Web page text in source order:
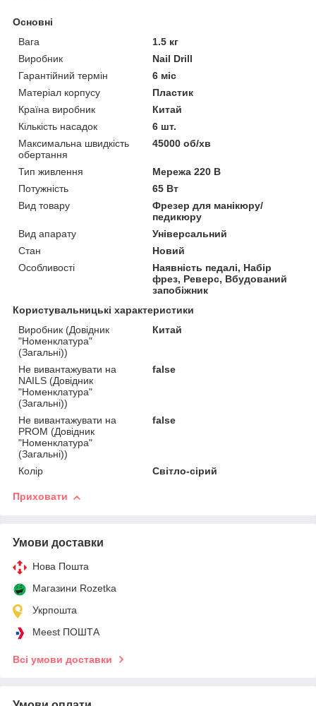
Основні
Вага
1.5 кг
Виробник
Nail Drill
Гарантійний термін
6 міс
Матеріал корпусу
Пластик
Країна виробник
Китай
Кількість насадок
6 шт.
Максимальна швидкість
обертання
45000 об/хв
Тип живлення
Мережа 220 В
Потужність
65 Вт
Вид товару
Фрезер для манікюру/
педикюру
Вид апарату
Універсальний
Стан
Новий
Особливості
Наявність педалі, Набір
фрез, Реверс, Вбудований
запобіжник
Користувальницькі характеристики
Виробник (Довідник
"Номенклатура"
(Загальні))
Китай
Не вивантажувати на
NAILS (Довідник
"Номенклатура"
(Загальні))
false
Не вивантажувати на
PROM (Довідник
"Номенклатура"
(Загальні))
false
Колір Світло-сірий
Приховати
Умови доставки
Нова Пошта
Магазини Rozetka
Укрпошта
Meest ПОШТА
Всі умови доставки